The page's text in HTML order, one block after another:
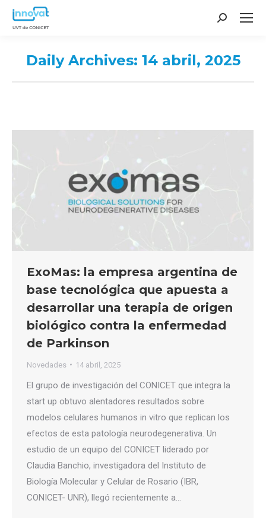
Search:
Daily Archives: 14 abril, 2025
ExoMas: la empresa argentina de
base tecnológica que apuesta a
desarrollar una terapia de origen
biológico contra la enfermedad
de Parkinson
Novedades 14 abril, 2025
El grupo de investigación del CONICET que integra la
start up obtuvo alentadores resultados sobre
modelos celulares humanos in vitro que replican los
efectos de esta patología neurodegenerativa. Un
estudio de un equipo del CONICET liderado por
Claudia Banchio, investigadora del Instituto de
Biología Molecular y Celular de Rosario (IBR,
CONICET- UNR), llegó recientemente a…